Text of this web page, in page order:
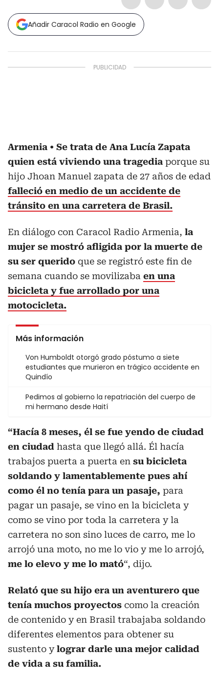
Añadir Caracol Radio en Google
Armenia
Se trata de Ana Lucía Zapata
quien está viviendo una tragedia porque su
hijo Jhoan Manuel zapata de 27 años de edad
falleció en medio de un accidente de
tránsito en una carretera de Brasil.
En diálogo con Caracol Radio Armenia, la
mujer se mostró afligida por la muerte de
su ser querido que se registró este fin de
semana cuando se movilizaba en una
bicicleta y fue arrollado por una
motocicleta.
Más información
Von Humboldt otorgó grado póstumo a siete
estudiantes que murieron en trágico accidente en
Quindío
Pedimos al gobierno la repatriación del cuerpo de
mi hermano desde Haití
“Hacía 8 meses, él se fue yendo de ciudad
en ciudad hasta que llegó allá. Él hacía
trabajos puerta a puerta en su bicicleta
soldando y lamentablemente pues ahí
como él no tenía para un pasaje, para
pagar un pasaje, se vino en la bicicleta y
como se vino por toda la carretera y la
carretera no son sino luces de carro, me lo
arrojó una moto, no me lo vio y me lo arrojó,
me lo elevo y me lo mató“, dijo.
Relató que su hijo era un aventurero que
tenía muchos proyectos como la creación
de contenido y en Brasil trabajaba soldando
diferentes elementos para obtener su
sustento ylograr darle una mejor calidad
de vida a su familia.